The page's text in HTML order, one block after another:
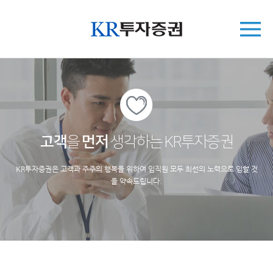
고객을먼저생각하는 KR투자증권
KR투자증권은 고객과 주주의 행복을 위하여 임직원 모두 최선의 노력으로 임할 것
을 약속드립니다.